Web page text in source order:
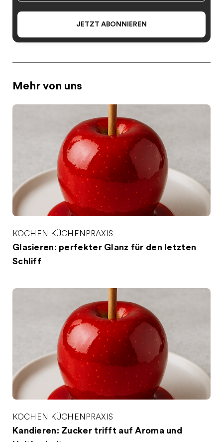
JETZT ABONNIEREN
Mehr von uns
KOCHEN KÜCHENPRAXIS
Glasieren: perfekter Glanz für den letzten
Schliff
KOCHEN KÜCHENPRAXIS
Kandieren: Zucker trifft auf Aroma und